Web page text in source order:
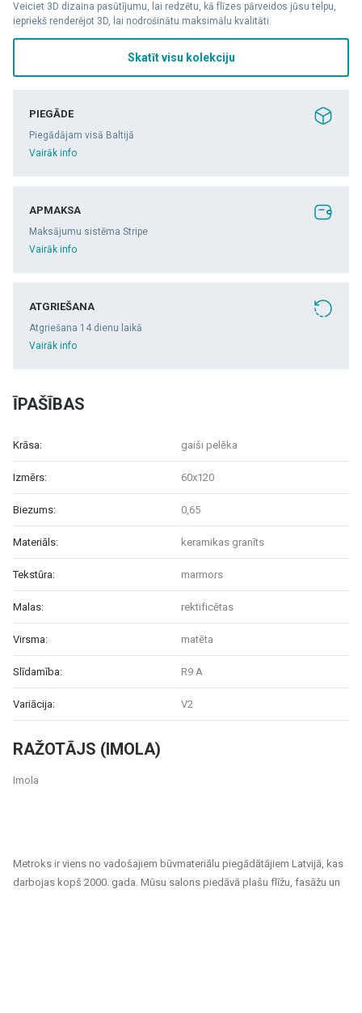
RAŽOTĀJS (IMOLA)
Imola
Veiciet 3D dizaina pasūtījumu, lai redzētu, kā flīzes pārveidos jūsu telpu,
iepriekš renderējot 3D, lai nodrošinātu maksimālu kvalitāti.
Skatīt visu kolekciju
PIEGĀDE
Piegādājam visā Baltijā
Vairāk info
APMAKSA
Maksājumu sistēma Stripe
Vairāk info
ATGRIEŠANA
Atgriešana 14 dienu laikā
Vairāk info
ĪPAŠĪBAS
Krāsa: gaiši pelēka
Izmērs: 60x120
Biezums: 0,65
Materiāls: keramikas granīts
Tekstūra: marmors
Malas: rektificētas
Virsma: matēta
Slīdamība: R9 A
Variācija: V2
Metroks ir viens no vadošajiem būvmateriālu piegādātājiem Latvijā, kas
darbojas kopš 2000. gada. Mūsu salons piedāvā plašu flīžu, fasāžu un